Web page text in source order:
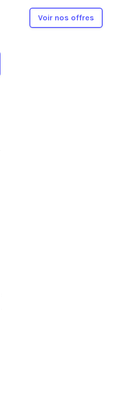
Voir nos offres